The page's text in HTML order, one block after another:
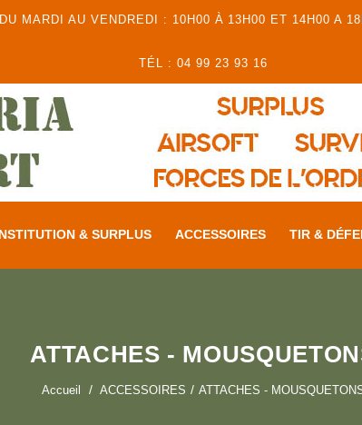
MARDI AU VENDREDI : 10H00 À 13H00 ET 14H00 A
TÉL : 04 99 23 93 16
& SURPLUS ACCESSOIRES TIR &
ATTACHES -
Accueil ACCESSOIRES ATTACHES -